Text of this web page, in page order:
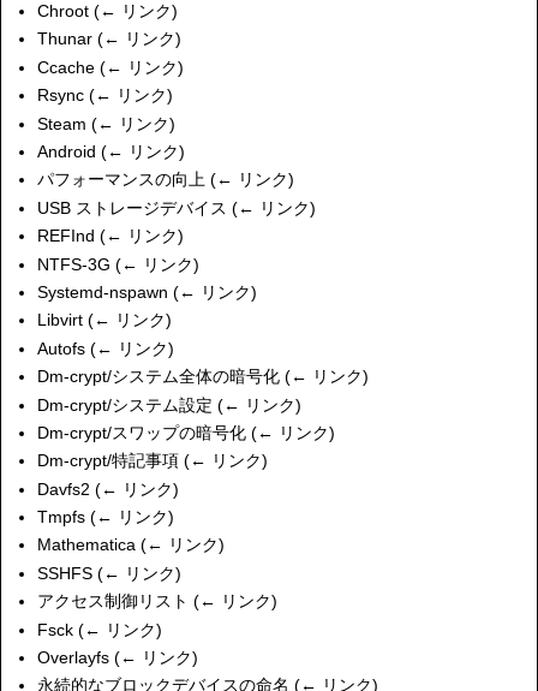
Chroot (← リンク)
Thunar (← リンク)
Ccache (← リンク)
Rsync (← リンク)
Steam (← リンク)
Android (← リンク)
パフォーマンスの向上 (← リンク)
USB ストレージデバイス (← リンク)
REFInd (← リンク)
NTFS-3G (← リンク)
Systemd-nspawn (← リンク)
Libvirt (← リンク)
Autofs (← リンク)
Dm-crypt/システム全体の暗号化 (← リンク)
Dm-crypt/システム設定 (← リンク)
Dm-crypt/スワップの暗号化 (← リンク)
Dm-crypt/特記事項 (← リンク)
Davfs2 (← リンク)
Tmpfs (← リンク)
Mathematica (← リンク)
SSHFS (← リンク)
アクセス制御リスト (← リンク)
Fsck (← リンク)
Overlayfs (← リンク)
永続的なブロックデバイスの命名 (← リンク)